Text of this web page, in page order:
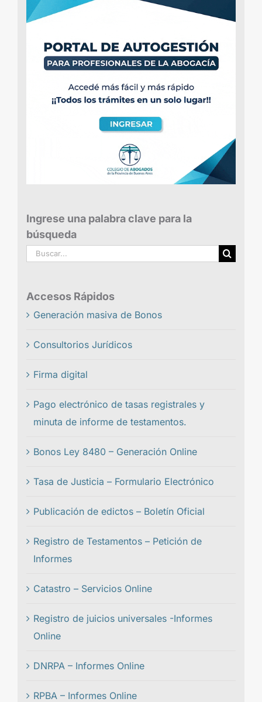
Ingrese una palabra clave para la
búsqueda
Buscar:
Accesos Rápidos
Generación masiva de Bonos
Consultorios Jurídicos
Firma digital
Pago electrónico de tasas registrales y
minuta de informe de testamentos.
Bonos Ley 8480 – Generación Online
Tasa de Justicia – Formulario Electrónico
Publicación de edictos – Boletín Oficial
Registro de Testamentos – Petición de
Informes
Catastro – Servicios Online
Registro de juicios universales -Informes
Online
DNRPA – Informes Online
RPBA – Informes Online